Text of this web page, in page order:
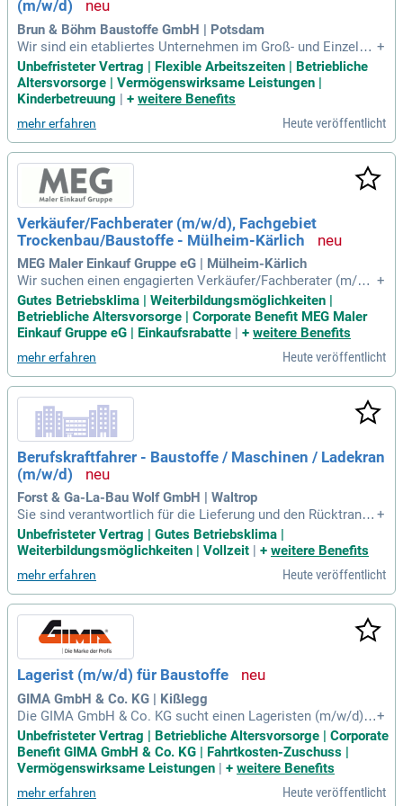
eitung wichtiger Meetings zur strategischen Weiterentwickl
ung des Beschaffungsprozesses.
(m/w/d)
Brun & Böhm Baustoffe GmbH | Potsdam
Wir sind ein etabliertes Unternehmen im Groß- und Einzelha
ndel für Baustoffe, das sowohl Baufirmen als auch private B
auherren bedient. Unser vielfältiges Sortiment reicht von Kel
ler bis Dach, und wir bieten kompetente Beratung zu allen Pr
odukten. Als Ansprechpartner kümmern wir uns um die Erst
ellung und Verfolgung von Angeboten sowie die komplette
Auftragsabwicklung. Zudem optimieren wir Preisverhandlun
gen mit Lieferanten, um die Wettbewerbsfähigkeit unserer B
austoffe zu sichern. Unser Team sorgt für eine ansprechend
e Warenpräsentation und pflegt das Sortiment aktiv. Vertrau
en Sie auf unsere Erfahrung und Kompetenz für Ihr Bauproje
kt!
+
Unbefristeter Vertrag | Flexible Arbeitszeiten | Betriebliche
Altersvorsorge | Vermögenswirksame Leistungen |
Kinderbetreuung | + weitere Benefits
mehr erfahren Heute veröffentlicht
Verkäufer/Fachberater (m/w/d), Fachgebiet
Trockenbau/Baustoffe - Mülheim-Kärlich
MEG Maler Einkauf Gruppe eG | Mülheim-Kärlich
Wir suchen einen engagierten Verkäufer/Fachberater (m/w/
d) im Bereich Trockenbau/Baustoffe in Mülheim-Kärlich. Zu
Ihren Aufgaben gehören die persönliche Kundenberatung, tel
efonische Auftragsannahme und Angebotserstellung sowie
die Klärung fachlicher Anfragen. Vorausgesetzt wird eine ab
geschlossene Berufsausbildung im Groß- und Außenhandel
oder relevante Erfahrung im Trockenbau. Sie bringen Kunde
norientierung, Verhandlungsgeschick und eine selbstständig
e Arbeitsweise mit. Profitieren Sie von einem sicheren Arbei
tsumfeld, attraktiver Vergütung und vielfältigen Weiterbildun
gsmöglichkeiten. Bewerben Sie sich jetzt und werden Sie Te
il unseres Teams für erfolgreiche Projekte!
+
Gutes Betriebsklima | Weiterbildungsmöglichkeiten |
Betriebliche Altersvorsorge | Corporate Benefit MEG Maler
Einkauf Gruppe eG | Einkaufsrabatte | + weitere Benefits
mehr erfahren Heute veröffentlicht
Berufskraftfahrer - Baustoffe / Maschinen / Ladekran
(m/w/d)
Forst & Ga-La-Bau Wolf GmbH | Waltrop
Sie sind verantwortlich für die Lieferung und den Rücktransp
ort von Baustoffen, Maschinen und Geräten. Zu Ihren Aufga
ben gehören das Be- und Entladen der Transporteinheit sowi
erheitschecks durch und kümmern sich um die Wartung der
Fahrzeuge. Sie verfügen über Berufserfahrung im Umgang m
it Fahrzeugen über 18 Tonnen und mit Ladekranen. Ein Führe
rschein der Klasse CE sowie eine gültige Fahrerkarte sind fü
r Sie selbstverständlich. Ihre serviceorientierte und selbstän
dige Arbeitsweise wird durch Zuverlässigkeit, Kontaktfreude
und gute Deutschkenntnisse ergänzt.
+
Unbefristeter Vertrag | Gutes Betriebsklima |
Weiterbildungsmöglichkeiten | Vollzeit
+ weitere Benefits
mehr erfahren Heute veröffentlicht
Lagerist (m/w/d) für Baustoffe
GIMA GmbH & Co. KG | Kißlegg
Die GIMA GmbH & Co. KG sucht einen Lageristen (m/w/d) f
ür Baustoffe in Teilzeit am Standort 88353 Kißlegg (OT Zais
enhofen). Als führender Systemlieferant für das Stuckateur-,
Maler- und Trockenbauhandwerk bieten wir Ihnen ein spann
endes Arbeitsumfeld. Zu Ihren Aufgaben gehören die Komm
issionierung von Kundenaufträgen, Warenausgabe und fachg
+
Unbefristeter Vertrag | Betriebliche Altersvorsorge | Corporate
Benefit GIMA GmbH & Co. KG | Fahrtkosten-Zuschuss |
Vermögenswirksame Leistungen | + weitere Benefits
mehr erfahren Heute veröffentlicht